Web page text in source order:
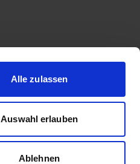
Alle zulassen
Auswahl erlauben
Ablehnen